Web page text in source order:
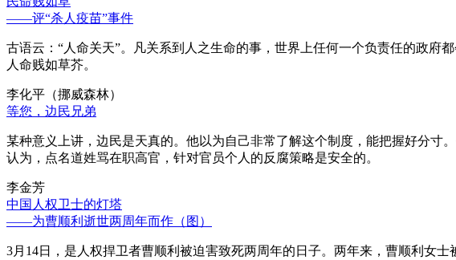
——评“杀人疫苗”事件
古语云：“人命关天”。凡关系到人之生命的事，世界上任何一个负责任的政府
人命贱如草芥。
李化平（挪威森林）
等您，边民兄弟
某种意义上讲，边民是天真的。他以为自己非常了解这个制度，能把握好分寸
认为，点名道姓骂在职高官，针对官员个人的反腐策略是安全的。
李金芳
中国人权卫士的灯塔
——为曹顺利逝世两周年而作（图）
3月14日，是人权捍卫者曹顺利被迫害致死两周年的日子。两年来，曹顺利女